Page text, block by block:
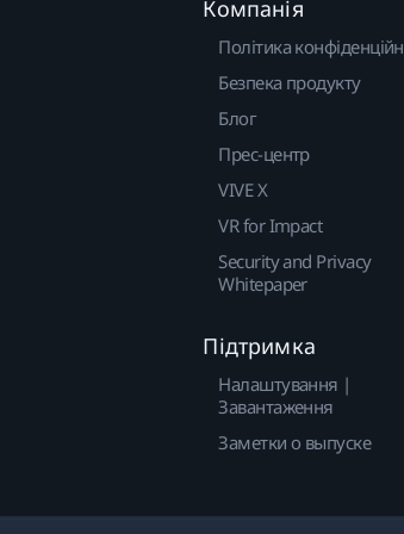
Компанія
Політика
Безпека продукту
Блог
Прес-центр
VIVE X
VR for Impact
Security and Privacy
Whitepaper
Підтримка
Налаштування |
Завантаження
Заметки о выпуске